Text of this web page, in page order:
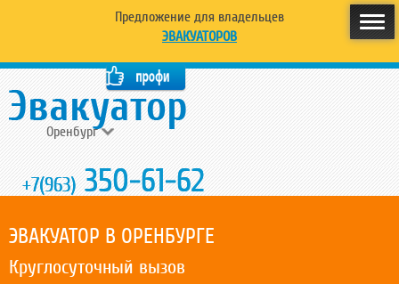
Предложение для владельцев
ЭВАКУАТОРОВ
Оренбург
+7(963) 350-61-62
ЭВАКУАТОР В ОРЕНБУРГЕ
Круглосуточный вызов